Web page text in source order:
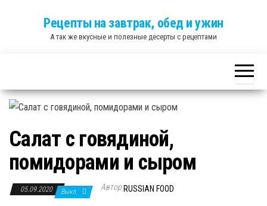
Рецепты на завтрак, обед и ужин
А так же вкусные и полезные десерты с рецептами
Салат с говядиной,
помидорами и сыром
05.09.2020 Выкл. Автор RUSSIAN FOOD